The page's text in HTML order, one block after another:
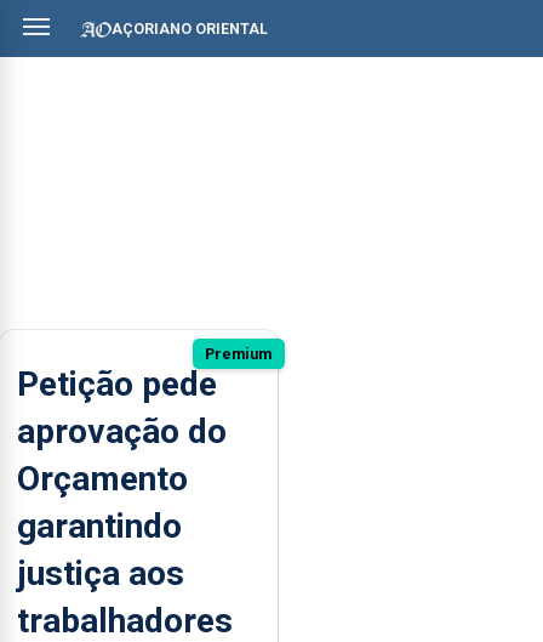
AÇORIANO ORIENTAL
Premium
Petição pede
aprovação do
Orçamento
garantindo
justiça aos
trabalhadores